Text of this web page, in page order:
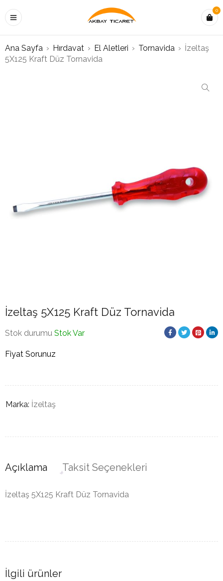
0
Ana Sayfa › Hırdavat › El Aletleri › Tornavida › İzeltaş
5X125 Kraft Düz Tornavida
İzeltaş 5X125 Kraft Düz Tornavida
Stok durumu Stok Var
Fiyat Sorunuz
Marka: İzeltaş
Açıklama Taksit Seçenekleri
İzeltaş 5X125 Kraft Düz Tornavida
İlgili ürünler